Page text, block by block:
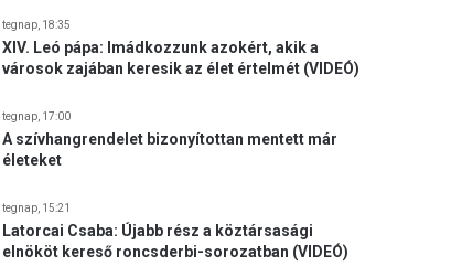
tegnap, 18:35
XIV. Leó pápa: Imádkozzunk azokért, akik a
városok zajában keresik az élet értelmét (VIDEÓ)
tegnap, 17:00
A szívhangrendelet bizonyítottan mentett már
életeket
tegnap, 15:21
Latorcai Csaba: Újabb rész a köztársasági
elnököt kereső roncsderbi-sorozatban (VIDEÓ)